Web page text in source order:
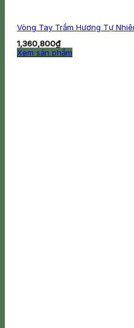
Vòng Tay Trầm Hương Tự
1,360,800₫
Xem sản phẩm